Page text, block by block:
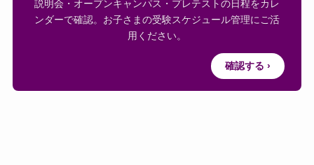
説明会・オープンキャンパス・プレテストの日程をカレ
ンダーで確認。お子さまの受験スケジュール管理にご活
用ください。
確認する ›